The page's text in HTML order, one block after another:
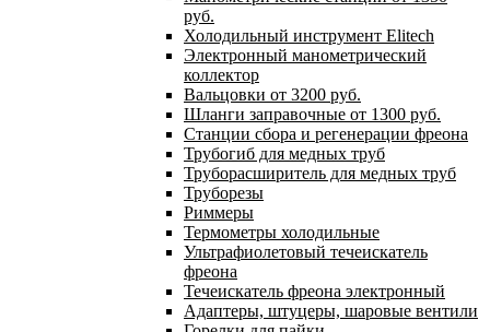
руб.
Холодильный инструмент Elitech
Электронный манометрический
коллектор
Вальцовки от 3200 руб.
Шланги заправочные от 1300 руб.
Станции сбора и регенерации фреона
Трубогиб для медных труб
Труборасширитель для медных труб
Труборезы
Риммеры
Термометры холодильные
Ультрафиолетовый течеискатель
фреона
Течеискатель фреона электронный
Адаптеры, штуцеры, шаровые вентили